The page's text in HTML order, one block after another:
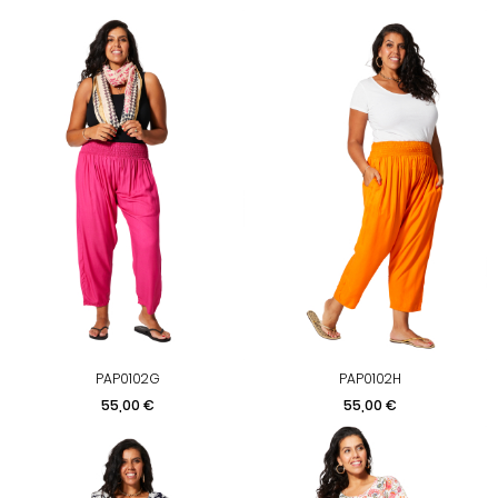
PAP0102G
Prix
55,00 €
PAP0102H
Prix
55,00 €